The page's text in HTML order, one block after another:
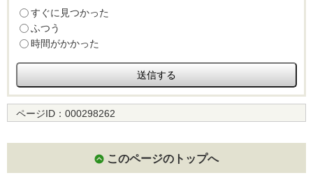
すぐに見つかった
ふつう
時間がかかった
ページID： 000298262
このページのトップへ